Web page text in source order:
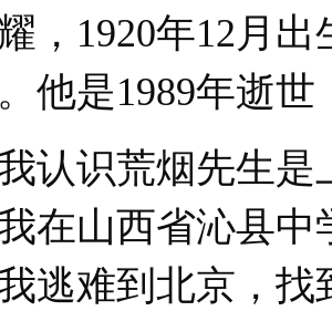
，1920年12月
他是1989年逝
识荒烟先生是
在山西省沁县
逃难到北京，